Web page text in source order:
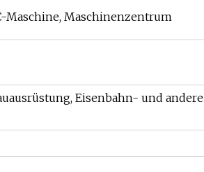
Maschine, Maschinenzentrum
Eisenbahn- und andere